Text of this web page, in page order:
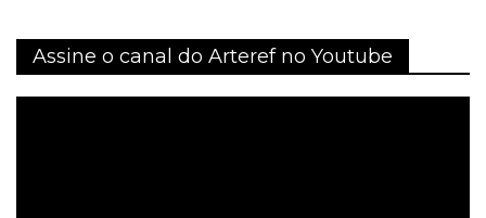
Assine o canal do Arteref no Youtube